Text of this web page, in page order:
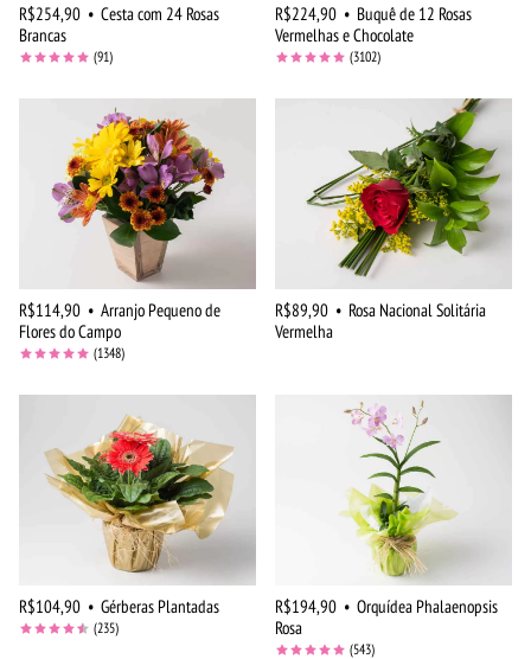
R$254,90 • Cesta com 24 Rosas
Brancas
(91)
R$224,90 • Buquê de 12 Rosas
Vermelhas e Chocolate
(3102)
R$114,90 • Arranjo Pequeno de
Flores do Campo
(1348)
R$89,90 • Rosa Nacional Solitária
Vermelha
R$104,90 • Gérberas Plantadas
(235)
R$194,90 • Orquídea Phalaenopsis
Rosa
(543)